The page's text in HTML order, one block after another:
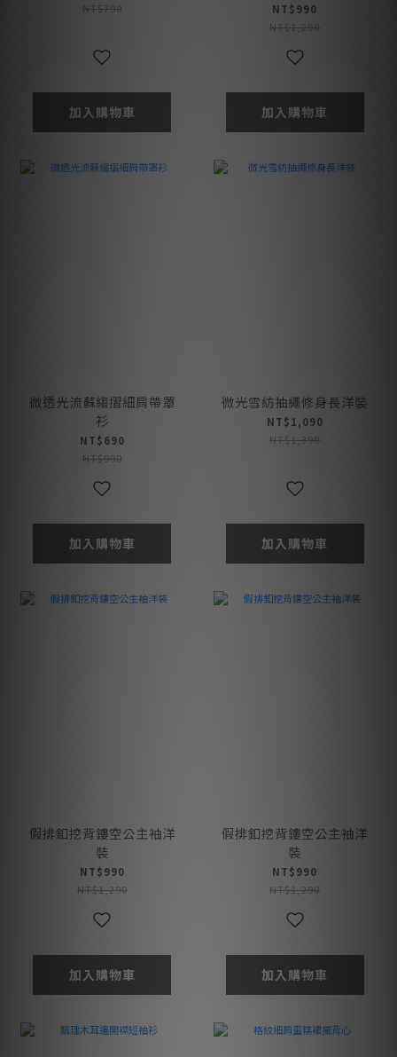
NT$790
加入購物車
NT$990
NT$1,290
加入購物車
微透光流蘇縐摺細肩帶罩
衫
NT$690
NT$990
加入購物車
微光雪紡抽繩修身長洋裝
NT$1,090
NT$1,390
加入購物車
假排釦挖背鏤空公主袖洋
裝
NT$990
NT$1,290
加入購物車
假排釦挖背鏤空公主袖洋
裝
NT$990
NT$1,290
加入購物車